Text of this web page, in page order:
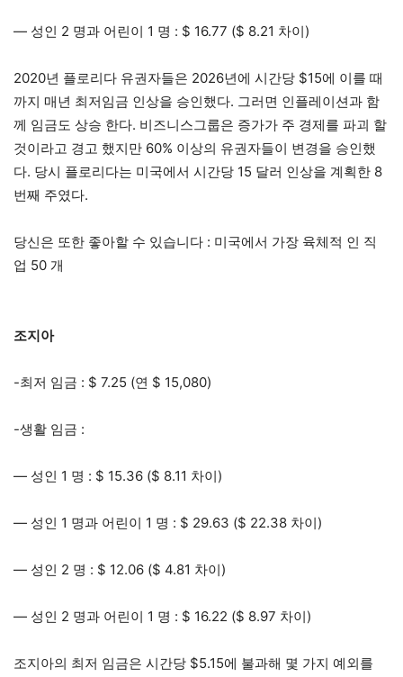
— 성인 2 명과 어린이 1 명 : $ 16.77 ($ 8.21 차이)
2020년 플로리다 유권자들은 2026년에 시간당 $15에 이를 때
까지 매년 최저임금 인상을 승인했다. 그러면 인플레이션과 함
께 임금도 상승 한다. 비즈니스그룹은 증가가 주 경제를 파괴 할
것이라고 경고 했지만 60% 이상의 유권자들이 변경을 승인했
다. 당시 플로리다는 미국에서 시간당 15 달러 인상을 계획한 8
번째 주였다.
당신은 또한 좋아할 수 있습니다 : 미국에서 가장 육체적 인 직
업 50 개
조지아
-최저 임금 : $ 7.25 (연 $ 15,080)
-생활 임금 :
— 성인 1 명 : $ 15.36 ($ 8.11 차이)
— 성인 1 명과 어린이 1 명 : $ 29.63 ($ 22.38 차이)
— 성인 2 명 : $ 12.06 ($ 4.81 차이)
— 성인 2 명과 어린이 1 명 : $ 16.22 ($ 8.97 차이)
조지아의 최저 임금은 시간당 $5.15에 불과해 몇 가지 예외를